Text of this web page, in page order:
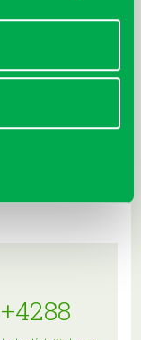
Japonsko na tanieri:
sprievodca
kuchyňou a etiketou
+4288